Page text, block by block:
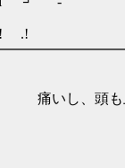
ｌ
! .!
く働